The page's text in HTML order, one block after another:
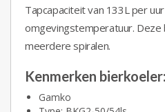
Tapcapaciteit van 133L per
omgevingstemperatuur.
meerdere spiralen.
Kenmerken bierkoeler:
Gamko